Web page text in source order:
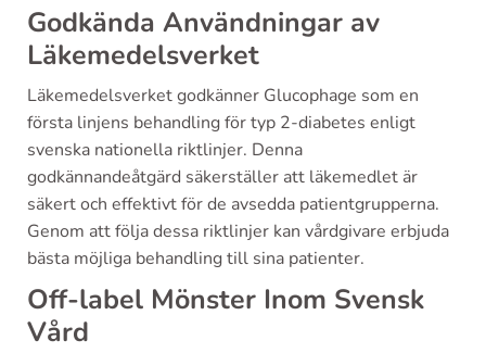
Godkända Användningar av
Läkemedelsverket
Läkemedelsverket godkänner Glucophage som en
första linjens behandling för typ 2-diabetes enligt
svenska nationella riktlinjer. Denna
godkännandeåtgärd säkerställer att läkemedlet är
säkert och effektivt för de avsedda patientgrupperna.
Genom att följa dessa riktlinjer kan vårdgivare erbjuda
bästa möjliga behandling till sina patienter.
Off-label Mönster Inom Svensk
Vård